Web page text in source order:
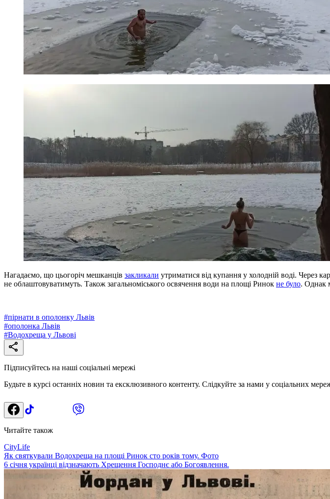
Нагадаємо, що цьогоріч мешканців закликали утриматися від купання у холодній воді. Через
не облаштовуватимуть. Також загальноміського освячення води на площі Ринок не було. Однак
#пірнати в ополонку Львів
#ополонка Львів
#Водохреща у Львові
Підписуйтесь на наші соціальні мережі
Будьте в курсі останніх новин та ексклюзивного контенту. Слідкуйте за нами у соціальних
Читайте також
CityLife
Як святкували Водохреща на площі Ринок сто років тому. Фото
6 січня українці відзначають Хрещення Господнє або Богоявлення.